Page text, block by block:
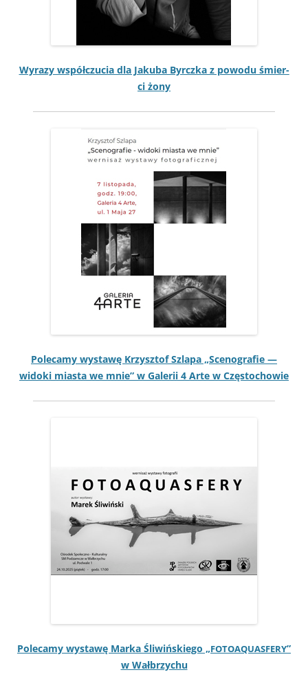
Wyrazy współczu­cia dla Jaku­ba Byr­cz­ka z powodu śmier­
ci żony
Pole­camy wys­tawę Krzysztof Szla­pa „Scenografie —
wido­ki mias­ta we mnie” w Galerii 4 Arte w Częstochowie
Pole­camy wys­tawę Mar­ka Śli­wińskiego „FOTOAQUASFERY”
w Wałbrzychu